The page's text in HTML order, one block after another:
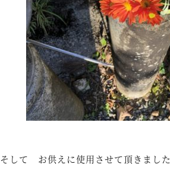
そして お供えに使用させて頂きました